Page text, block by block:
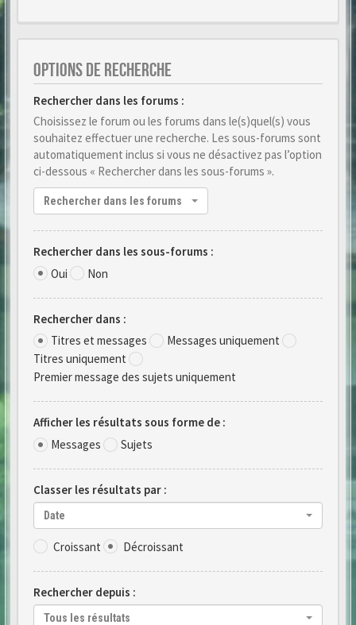
OPTIONS DE RECHERCHE
Rechercher dans les forums :
Choisissez le forum ou les forums dans le(s)quel(s) vous
souhaitez effectuer une recherche. Les sous-forums sont
automatiquement inclus si vous ne désactivez pas l’option
ci-dessous « Rechercher dans les sous-forums ».
Rechercher dans les forums
Rechercher dans les sous-forums :
Oui
Non
Rechercher dans :
Titres et messages
Messages uniquement
Titres uniquement
Premier message des sujets uniquement
Afficher les résultats sous forme de :
Messages
Sujets
Classer les résultats par :
Date
Croissant Décroissant
Rechercher depuis :
Tous les résultats